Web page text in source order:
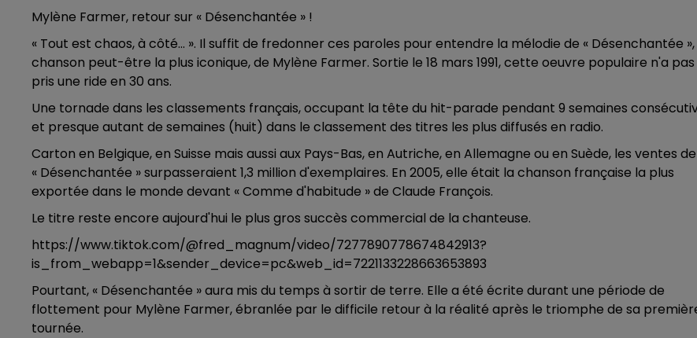
Mylène Farmer, retour sur « Désenchantée » !
« Tout est chaos, à côté... ». Il suffit de fredonner ces paroles pour entendre la mélodie de « Désenchantée »,
chanson peut-être la plus iconique, de Mylène Farmer. Sortie le 18 mars 1991, cette oeuvre populaire n'a pas
pris une ride en 30 ans.
Une tornade dans les classements français, occupant la tête du hit-parade pendant 9 semaines
et presque autant de semaines (huit) dans le classement des titres les plus diffusés en radio.
Carton en Belgique, en Suisse mais aussi aux Pays-Bas, en Autriche, en Allemagne ou en Suède, les ventes de
« Désenchantée » surpasseraient 1,3 million d'exemplaires. En 2005, elle était la chanson française la plus
exportée dans le monde devant « Comme d'habitude » de Claude François.
Le titre reste encore aujourd'hui le plus gros succès commercial de la chanteuse.
https://www.tiktok.com/@fred_magnum/video/7277890778674842913?
is_from_webapp=1&sender_device=pc&web_id=7221133228663653893
Pourtant, « Désenchantée » aura mis du temps à sortir de terre. Elle a été écrite durant une période de
flottement pour Mylène Farmer, ébranlée par le difficile retour à la réalité après le triomphe de sa
tournée.